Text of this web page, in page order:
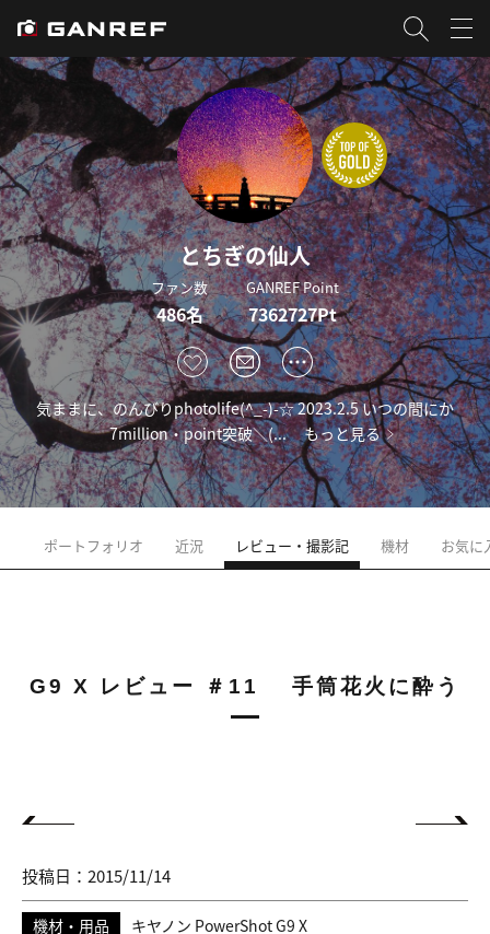
とちぎの仙人
ファン数
486名
GANREF Point
7362727Pt
気ままに、のんびりphotolife(^_-)-☆ 2023.2.5 いつの間にか
7million・point突破＼(...
もっと見る
ポートフォリオ 近況 レビュー・撮影記 機材 お気に
G9 X レビュー ＃11 手筒花火に酔う
投稿日：2015/11/14
機材・用品 キヤノン PowerShot G9 X